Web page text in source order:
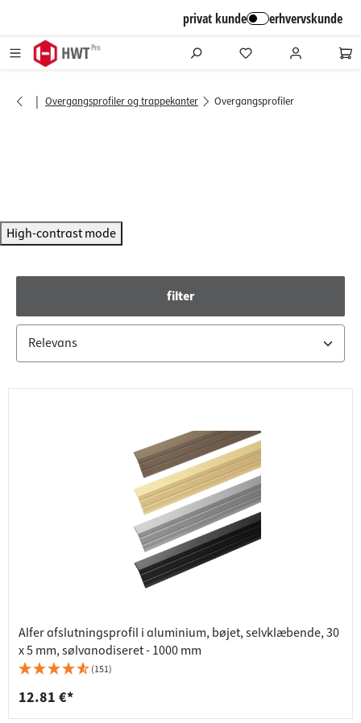
privat kunde erhvervskunde
| Overgangsprofiler og trappekanter Overgangsprofiler
High-contrast mode
filter
Alfer afslutningsprofil i aluminium, bøjet, selvklæbende, 30
x 5 mm, sølvanodiseret - 1000 mm
(151)
12.81 €*